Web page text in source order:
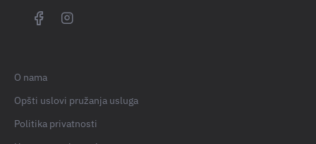
O nama
Opšti uslovi pružanja usluga
Politika privatnosti